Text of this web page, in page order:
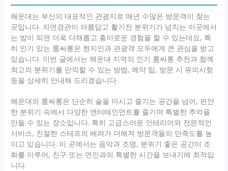
해운대는 부산의 대표적인 관광지로 매년 수많은 방문객이 찾는
곳입니다. 자연경관이 아름답고 활기찬 분위기가 넘치는 이곳에서
는 밤이 되면 더욱 다채롭고 흥미로운 경험을 할 수 있는데요, 특
히 인기 있는 룸싸롱은 현지인과 관광객 모두에게 큰 관심을 받고
있습니다. 이번 글에서는 해운대 지역의 인기 룸싸롱 추천과 함께
최고의 분위기를 만끽할 수 있는 방법, 예약 팁, 방문 시 유의사항
등을 상세히 안내해 드리겠습니다.
해운대의 룸싸롱은 단순히 술을 마시고 즐기는 공간을 넘어, 편안
한 분위기 속에서 다양한 엔터테인먼트를 즐기며 특별한 추억을
만들 수 있는 장소입니다. 특히 고급스러운 인테리어와 전문적인
서비스, 친절한 스태프의 배려가 더해져 방문객들의 만족도를 높
이고 있습니다. 이 곳에서는 음악과 조명, 분위기 좋은 공간이 조
화를 이루어, 친구 또는 연인과의 특별한 시간을 보내기에 최적입
니다.